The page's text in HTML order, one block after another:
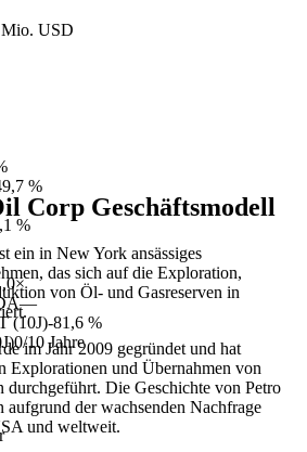
USD
%
%
—
(10J)-81,6 %
0/10 Jahre
Corp Geschäftsmodell
ein in New York ansässiges
das sich auf die Exploration,
von Öl- und Gasreserven in
im Jahr 2009 gegründet und hat
Explorationen und Übernahmen von
durchgeführt. Die Geschichte von Petro
der wachsenden Nachfrage
und weltweit.